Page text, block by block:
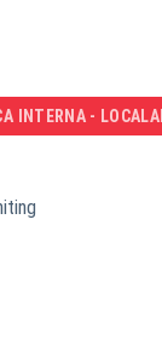
INTERNA - LOCALA